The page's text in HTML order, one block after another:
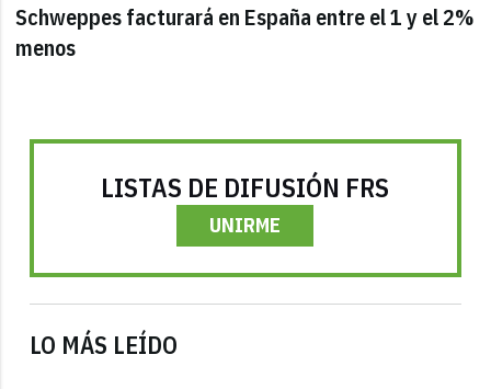
Schweppes facturará en España entre el 1 y el 2%
menos
LISTAS DE DIFUSIÓN FRS
UNIRME
LO MÁS LEÍDO